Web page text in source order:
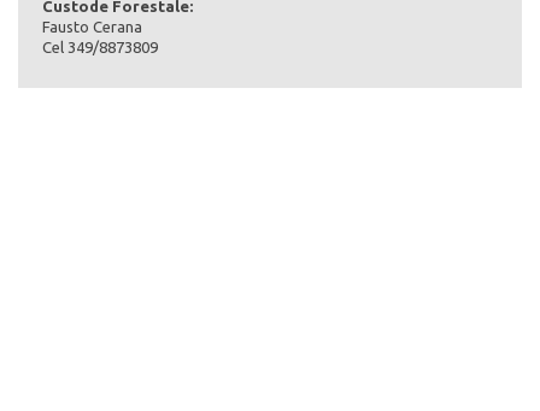
Custode Forestale:
Fausto Cerana
Cel 349/8873809
totale in mc):
Massa legnosa per ettaro dell'area produttiva (provvigione in